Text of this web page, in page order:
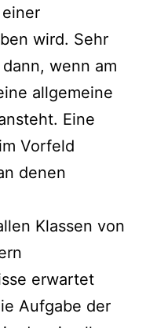
wird. Sehr
wenn am
allgemeine
Eine
Vorfeld
denen
Klassen von
erwartet
Aufgabe der